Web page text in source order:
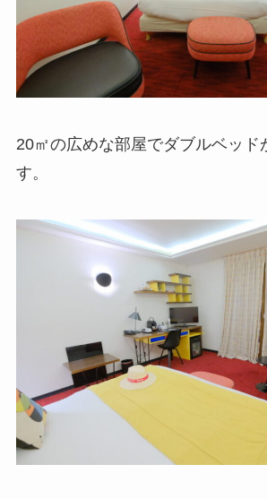
20㎡の広めな部屋でダブルベッド
す。